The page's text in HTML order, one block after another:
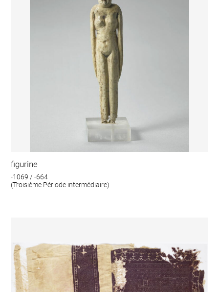
figurine
-1069 / -664
(Troisième Période intermédiaire)